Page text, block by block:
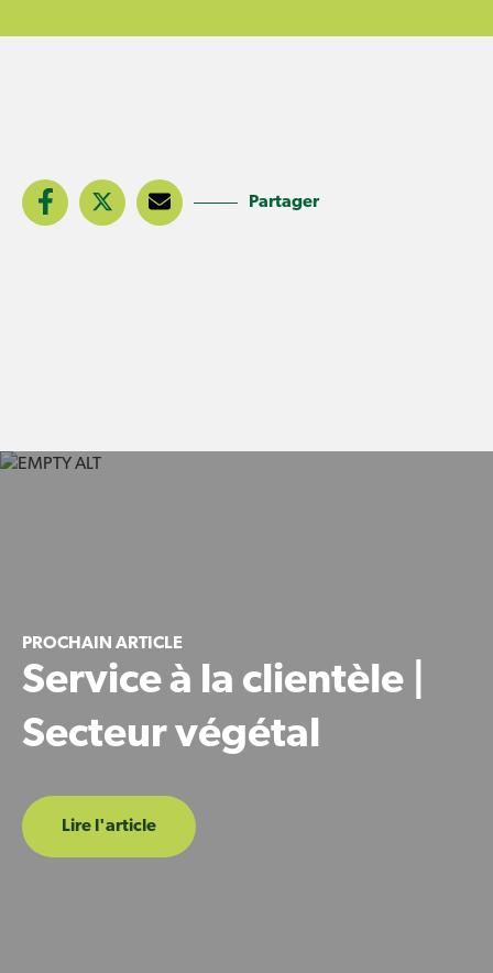
Partager
PROCHAIN ARTICLE
Service à la clientèle |
Secteur végétal
Lire l'article